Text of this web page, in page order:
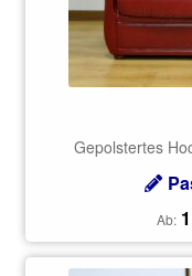
Gepolstertes
Ab: